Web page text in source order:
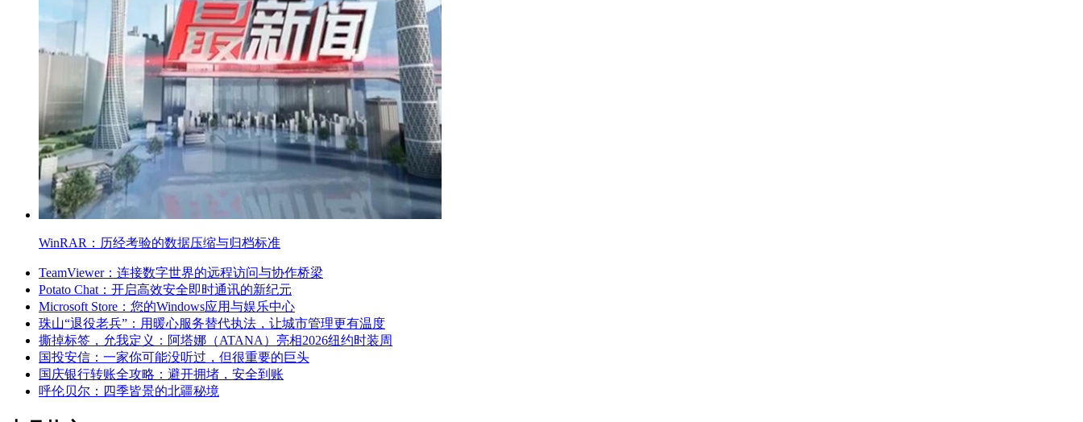
WinRAR：历经考验的数据压缩与归档标准
TeamViewer：连接数字世界的远程访问与协作桥梁
Potato Chat：开启高效安全即时通讯的新纪元
Microsoft Store：您的Windows应用与娱乐中心
珠山“退役老兵”：用暖心服务替代执法，让城市管理更有温度
撕掉标签，允我定义：阿塔娜（ATANA）亮相2026纽约时装周
国投安信：一家你可能没听过，但很重要的巨头
国庆银行转账全攻略：避开拥堵，安全到账
呼伦贝尔：四季皆景的北疆秘境